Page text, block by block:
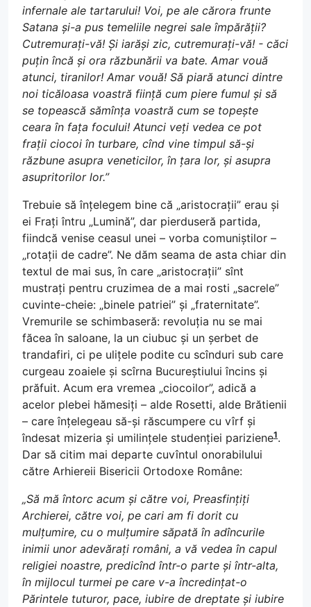
infernale ale tartarului! Voi, pe ale cărora frunte
Satana și-a pus temeliile negrei sale împărății?
Cutremurați-vă! Și iarăși zic, cutremurați-vă! - căci
puțin încă și ora răzbunării va bate. Amar vouă
atunci, tiranilor! Amar vouă! Să piară atunci dintre
noi ticăloasa voastră ființă cum piere fumul și să
se topească sămînța voastră cum se topește
ceara în fața focului! Atunci veți vedea ce pot
frații ciocoi în turbare, cînd vine timpul să-și
răzbune asupra veneticilor, în țara lor, și asupra
asupritorilor lor.”
Trebuie să înțelegem bine că „aristocrații” erau și
ei Frați întru „Lumină”, dar pierduseră partida,
fiindcă venise ceasul unei – vorba comuniștilor –
„rotații de cadre”. Ne dăm seama de asta chiar din
textul de mai sus, în care „aristocrații” sînt
mustrați pentru cruzimea de a mai rosti „sacrele”
cuvinte-cheie: „binele patriei” și „fraternitate”.
Vremurile se schimbaseră: revoluția nu se mai
făcea în saloane, la un ciubuc și un șerbet de
trandafiri, ci pe ulițele podite cu scînduri sub care
curgeau zoaiele și scîrna Bucureștiului încins și
prăfuit. Acum era vremea „ciocoilor”, adică a
acelor plebei hămesiți – alde Rosetti, alde Brătienii
– care înțelegeau să-și răscumpere cu vîrf și
îndesat mizeria și umilințele studenției pariziene1.
Dar să citim mai departe cuvîntul onorabilului
către Arhiereii Bisericii Ortodoxe Române:
„Să mă întorc acum și către voi, Preasfințiți
Archierei, către voi, pe cari am fi dorit cu
mulțumire, cu o mulțumire săpată în adîncurile
inimii unor adevărați români, a vă vedea în capul
religiei noastre, predicînd într-o parte și într-alta,
în mijlocul turmei pe care v-a încredințat-o
Părintele tuturor, pace, iubire de dreptate și iubire